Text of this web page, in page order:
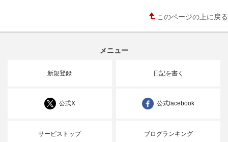
このページの上に戻る
メニュー
新規登録 日記を書く
公式X 公式facebook
サービストップ ブログランキング